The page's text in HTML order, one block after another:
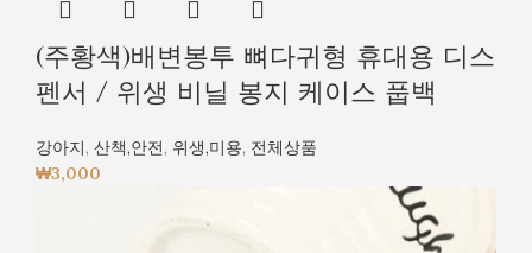
(주황색)배변봉투 뼈다귀형 휴대용 디스
펜서 / 위생 비닐 봉지 케이스 풉백
강아지, 산책,안전, 위생,미용, 전체상품
₩3,000